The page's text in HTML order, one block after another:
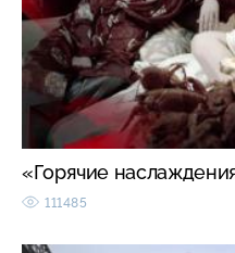
«Горячие
111485